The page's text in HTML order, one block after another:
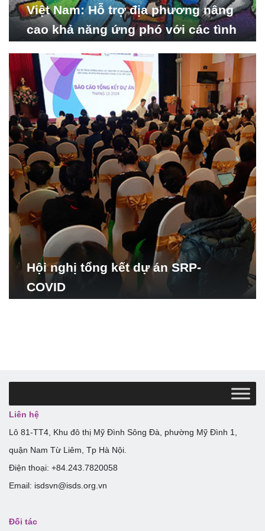
Việt Nam: Hỗ trợ địa phương nâng
cao khả năng ứng phó với các tình
Hội nghị tổng kết dự án SRP-
COVID
Liên hệ
Lô 81-TT4, Khu đô thị Mỹ Đình Sông Đà, phường Mỹ Đình 1,
quận Nam Từ Liêm, Tp Hà Nội.
Điện thoại: +84.243.7820058
Email: isdsvn@isds.org.vn
Đối tác